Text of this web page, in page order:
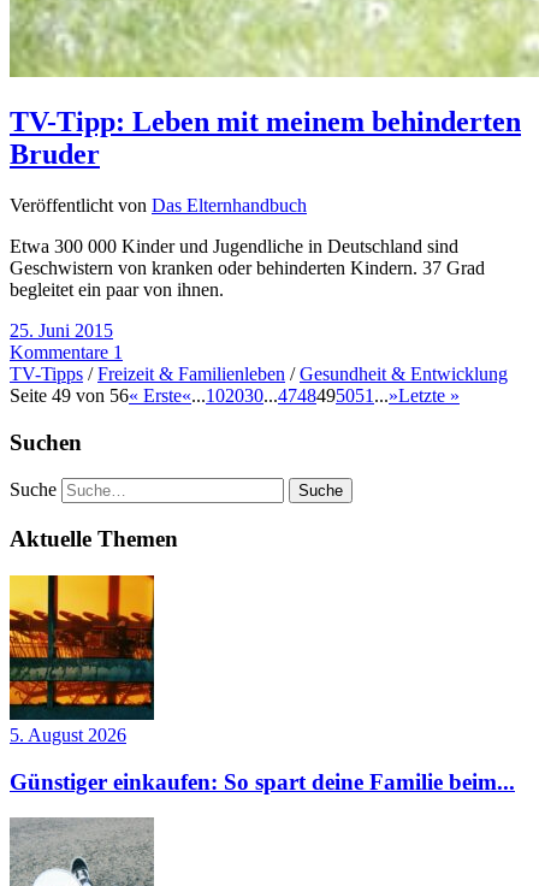
TV-Tipp: Leben mit meinem behinderten
Bruder
Veröffentlicht von Das Elternhandbuch
Etwa 300 000 Kinder und Jugendliche in Deutschland sind
Geschwistern von kranken oder behinderten Kindern. 37 Grad
begleitet ein paar von ihnen.
25. Juni 2015
Kommentare 1
TV-Tipps /Freizeit & Familienleben /Gesundheit & Entwicklung
Seite 49 von 56« Erste«...102030...4748495051 ...»Letzte »
Suchen
Suche
Aktuelle Themen
5. August 2026
Günstiger einkaufen: So spart deine Familie beim...